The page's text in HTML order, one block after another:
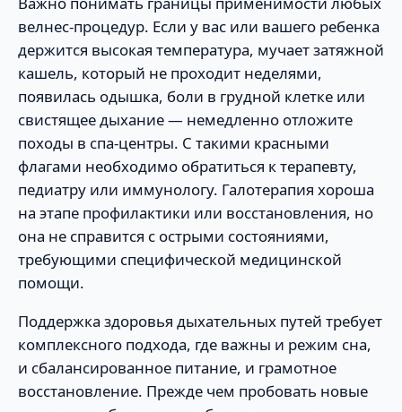
велнес-процедур. Если у вас или вашего ребенка
держится высокая температура, мучает затяжной
кашель, который не проходит неделями,
появилась одышка, боли в грудной клетке или
свистящее дыхание — немедленно отложите
походы в спа-центры. С такими красными
флагами необходимо обратиться к терапевту,
педиатру или иммунологу. Галотерапия хороша
на этапе профилактики или восстановления, но
она не справится с острыми состояниями,
требующими специфической медицинской
помощи.
Поддержка здоровья дыхательных путей требует
комплексного подхода, где важны и режим сна,
и сбалансированное питание, и грамотное
восстановление. Прежде чем пробовать новые